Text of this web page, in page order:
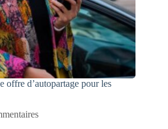
offre d’autopartage pour les